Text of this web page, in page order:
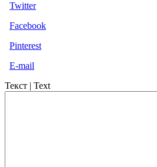
Twitter
Facebook
Pinterest
E-mail
Текст | Text